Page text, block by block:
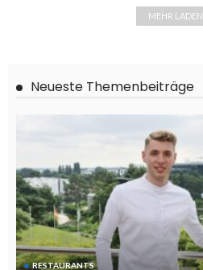
MEHR LADEN
Neueste Themenbeiträge
RESTAURANTS